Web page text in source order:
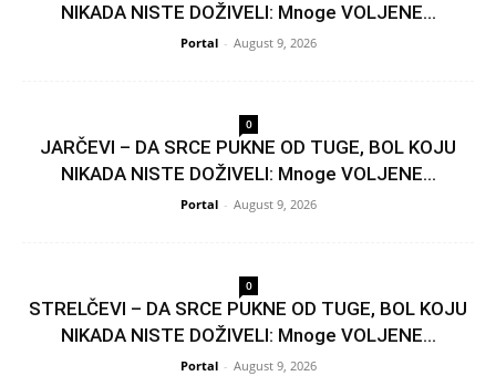
NIKADA NISTE DOŽIVELI: Mnoge VOLJENE...
Portal - August 9, 2026
0
JARČEVI – DA SRCE PUKNE OD TUGE, BOL KOJU
NIKADA NISTE DOŽIVELI: Mnoge VOLJENE...
Portal - August 9, 2026
0
STRELČEVI – DA SRCE PUKNE OD TUGE, BOL KOJU
NIKADA NISTE DOŽIVELI: Mnoge VOLJENE...
Portal - August 9, 2026